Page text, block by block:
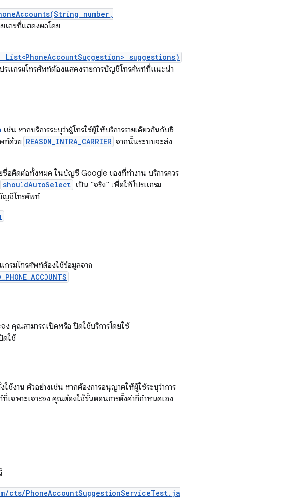
number,
เลขที่แสดงผลโดย
suggestions)
รแกรมโทรศัพท์ต้องแสดงรายการบัญชีโทรศัพท์ที่แนะนำ
เช่น หากบริการระบุว่าผู้โทรใช้ผู้ให้บริการรายเดียวกันกับซิ
ท์ด้วย REASON_INTRA_CARRIER จากนั้นระบบจะส่ง
อติดต่อทั้งหมด ในบัญชี Google ของที่ทำงาน บริการควร
shouldAutoSelect เป็น "จริง" เพื่อให้โปรแกรม
ญชีโทรศัพท์
กรมโทรศัพท์ต้องใช้ข้อมูลจาก
ง คุณสามารถเปิดหรือ ปิดใช้บริการโดยใช้
ดใช้
งาน ตัวอย่างเช่น หากต้องการอนุญาตให้ผู้ใช้ระบุว่าการ
เฉพาะเจาะจง คุณต้องใช้ขั้นตอนการตั้งค่าที่กำหนดเอง
PhoneAccountSuggestionServiceTest.ja